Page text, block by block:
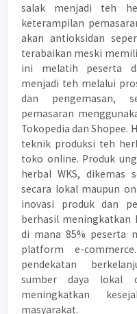
salak menjadi teh
keterampilan
akan antioksidan
terabaikan meski
ini melatih peserta
menjadi teh melalui
dan pengemasan,
pemasaran
Tokopedia dan Shopee.
teknik produksi teh
toko online. Produk
herbal WKS, dikemas
secara lokal maupun
inovasi produk dan
berhasil meningkatkan
di mana 85% peserta
platform e-
pendekatan
sumber daya lokal
meningkatkan
masyarakat.